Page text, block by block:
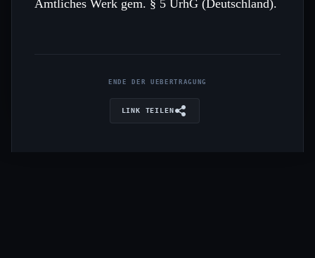
Amtliches Werk gem. § 5 UrhG (Deutschland).
ENDE DER UEBERTRAGUNG
LINK TEILEN